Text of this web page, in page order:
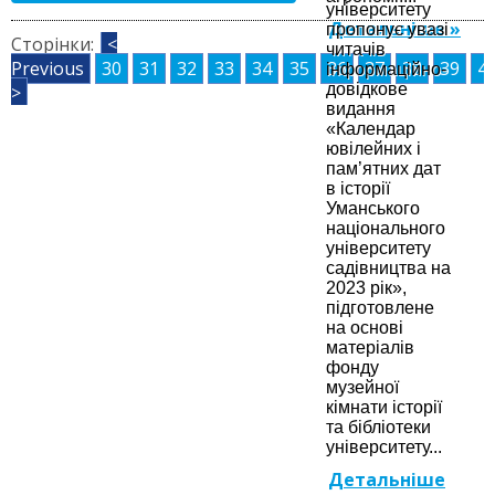
Детальніше »
університету
пропонує увазі
читачів
інформаційно-
довідкове
видання
«Календар
ювілейних і
пам’ятних дат
в історії
Уманського
національного
університету
садівництва на
2023 рік»,
підготовлене
на основі
матеріалів
фонду
музейної
кімнати історії
та бібліотеки
університету...
Детальніше
Сторінки:
<
Previous
30 31 32 33 34 35 36 37 38 39
>